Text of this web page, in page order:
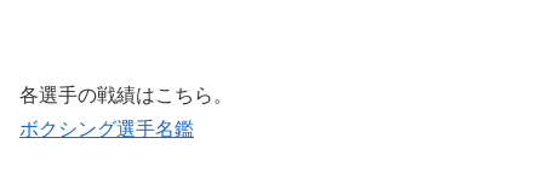
各選手の戦績はこちら。
ボクシング選手名鑑